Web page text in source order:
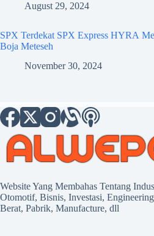
August 29, 2024
SPX Terdekat SPX Express HYRA
Boja Meteseh
November 30, 2024
Website Yang Membahas Tentang
Otomotif, Bisnis, Investasi,
Berat, Pabrik, Manufacture, dll